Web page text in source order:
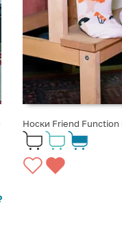
Носки Friend